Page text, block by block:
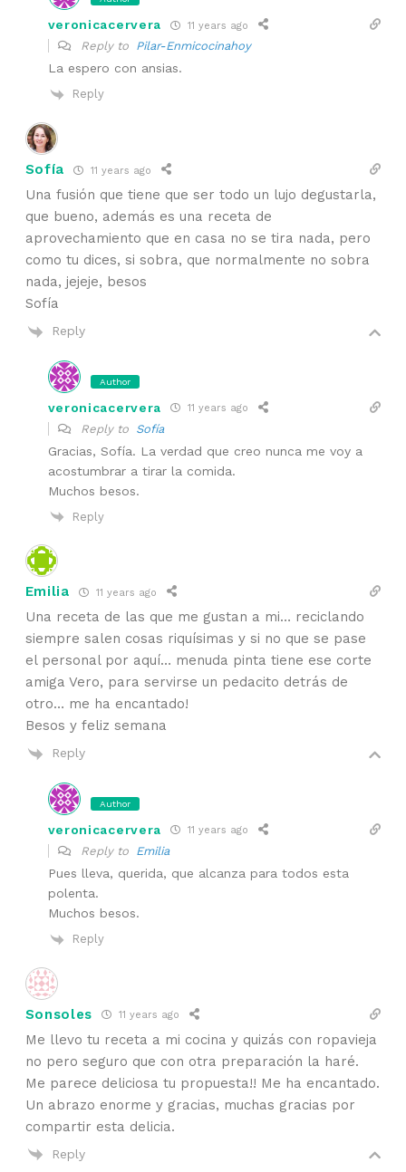
veronicacervera 11 years ago
Reply to Pilar-Enmicocinahoy
La espero con ansias.
Reply
Sofía 11 years ago
Una fusión que tiene que ser todo un lujo degustarla,
que bueno, además es una receta de
aprovechamiento que en casa no se tira nada, pero
como tu dices, si sobra, que normalmente no sobra
nada, jejeje, besos
Sofía
Reply
Author
veronicacervera 11 years ago
Reply to Sofía
Gracias, Sofía. La verdad que creo nunca me voy a
acostumbrar a tirar la comida.
Muchos besos.
Reply
Emilia 11 years ago
Una receta de las que me gustan a mi… reciclando
siempre salen cosas riquísimas y si no que se pase
el personal por aquí… menuda pinta tiene ese corte
amiga Vero, para servirse un pedacito detrás de
otro… me ha encantado!
Besos y feliz semana
Reply
Author
veronicacervera 11 years ago
Reply to Emilia
Pues lleva, querida, que alcanza para todos esta
polenta.
Muchos besos.
Reply
Sonsoles 11 years ago
Me llevo tu receta a mi cocina y quizás con ropavieja
no pero seguro que con otra preparación la haré.
Me parece deliciosa tu propuesta!! Me ha encantado.
Un abrazo enorme y gracias, muchas gracias por
compartir esta delicia.
Reply